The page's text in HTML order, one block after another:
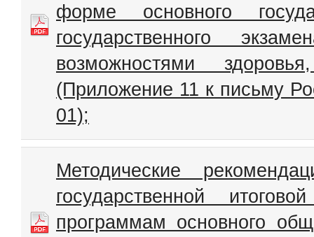
форме основного
государственного
возможностями
(Приложение 11 к письму
01);
Методические
государственной
программам основного